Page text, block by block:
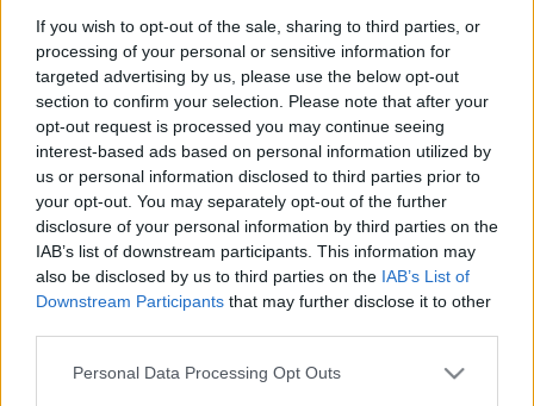
If you wish to opt-out of the sale, sharing to third parties, or
processing of your personal or sensitive information for
targeted advertising by us, please use the below opt-out
section to confirm your selection. Please note that after your
opt-out request is processed you may continue seeing
interest-based ads based on personal information utilized by
us or personal information disclosed to third parties prior to
your opt-out. You may separately opt-out of the further
disclosure of your personal information by third parties on the
IAB’s list of downstream participants. This information may
also be disclosed by us to third parties on the IAB’s List of
Downstream Participants that may further disclose it to other
Please note that this website/app uses one or more Google
Personal Data Processing Opt Outs
Délután 5 órától egy körülbelül 400 fős kórus lép fel az
Erzsébet téri Akváriumnál. A többek közt a Magyar Állami
Operaház Énekkara, a Zuglói Filharmónia, a debreceni Kodály
Kórus és a Honvéd Férfikar tagjaiból álló énekkar az Óbudai
Danubia Zenekar kíséretével ésKesselyák Gergely
vezényletével ad műsort. Koncertjükön olyan népszerű
dallamok csendülnek majd fel, mint aBánk bánbordala, a
palotás vagy aHáry Jánosés aSzékely fonólegismertebb
részletei. Az ingyenes koncerten fellépnek a Magyar Állami
Operaház művészei,Gál Erika és Molnár Levente is.